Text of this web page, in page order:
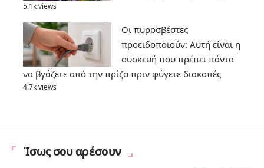
5.1k views
Οι πυροσβέστες
προειδοποιούν: Αυτή είναι η
συσκευή που πρέπει πάντα
να βγάζετε από την πρίζα πριν φύγετε διακοπές
4.7k views
Ίσως σου αρέσουν